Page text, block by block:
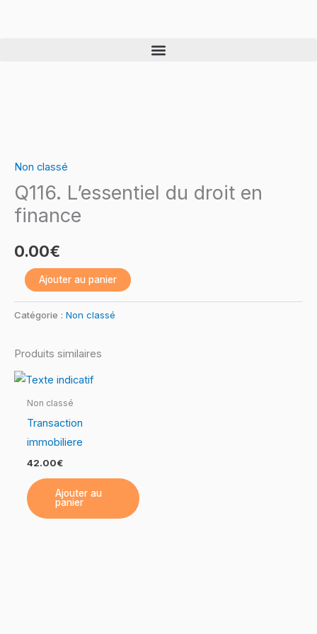
Non classé
Q116. L’essentiel du droit en
finance
0.00€
Q116.
L’essentiel
du
droit
en
Ajouter au panier
Catégorie : Non classé
Produits similaires
Non classé
Transaction
immobiliere
42.00€
Ajouter au
panier